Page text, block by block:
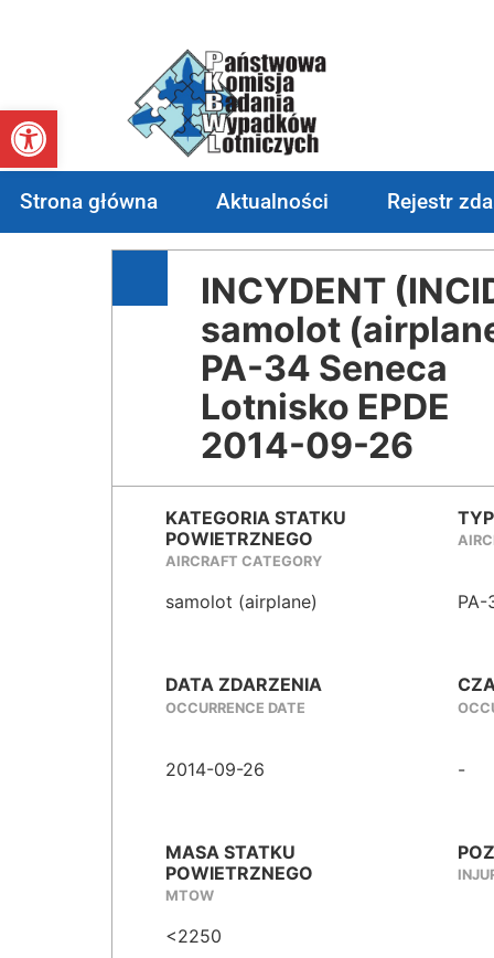
Otwórz pasek narzędzi
Strona główna Aktualności Rejestr
INCYDENT
samolot
PA-34 Seneca
Lotnisko EPDE
2014-09-26
KATEGORIA STATKU
POWIETRZNEGO
AIRCRAFT CATEGORY
samolot (airplane) PA-
DATA ZDARZENIA
OCCURRENCE DATE
2014-09-26 -
MASA STATKU
POWIETRZNEGO
MTOW
<2250